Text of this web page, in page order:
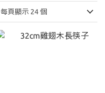
每頁顯示 24 個